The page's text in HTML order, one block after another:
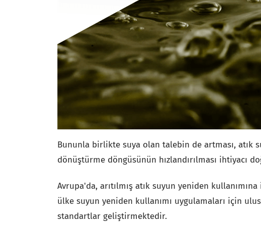
Bununla birlikte suya olan talebin de artması, atık
dönüştürme döngüsünün hızlandırılması ihtiyacı
Avrupa'da, arıtılmış atık suyun yeniden
ülke suyun yeniden kullanımı uygulamaları için
standartlar geliştirmektedir.